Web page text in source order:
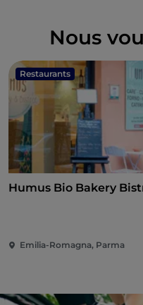
Nous
Restaurants
Humus Bio Bakery
Emilia-Romagna, Parma